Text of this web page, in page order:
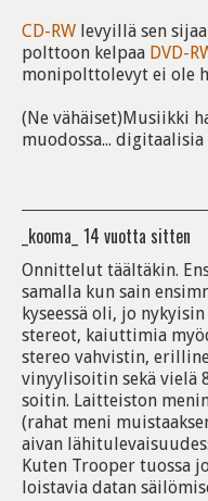
CD-RW levyillä sen
polttoon kelpaa DVD-
monipolttolevyt ei ole
(Ne vähäiset)Musiikki
muodossa...
_kooma_ 14 vuotta sitten
Onnittelut täältäkin.
samalla kun sain
kyseessä oli, jo
stereot, kaiuttimia
stereo vahvistin,
vinyylisoitin sekä vielä
soitin. Laitteiston
(rahat meni
aivan
Kuten Trooper tuossa
loistavia datan